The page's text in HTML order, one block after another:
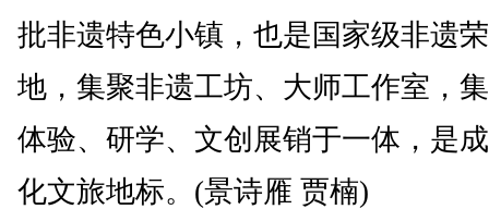
批非遗特色小镇，也是国家级非遗
地，集聚非遗工坊、大师工作室，
体验、研学、文创展销于一体，是
化文旅地标。(景诗雁 贾楠)